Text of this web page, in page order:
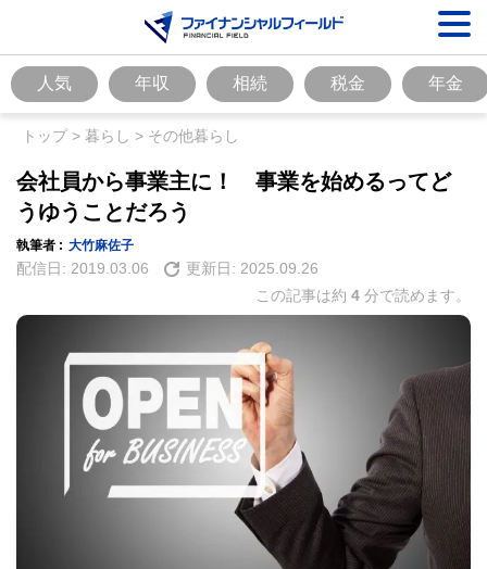
人気 年収 相続 税金 年金
トップ> 暮らし > その他暮らし
会社員から事業主に！ 事業を始めるってど
うゆうことだろう
執筆者 : 大竹麻佐子
配信日: 2019.03.06 更新日: 2025.09.26
この記事は約 4 分で読めます。